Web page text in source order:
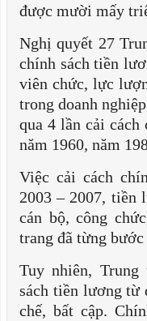
được mười mấy
Nghị quyết 27
chính sách tiền
viên chức, lực
trong doanh
qua 4 lần cải cách
năm 1960, năm
Việc cải cách
2003 – 2007, tiền
cán bộ, công
trang đã từng
Tuy nhiên, Trung
sách tiền lương từ
chế, bất cập.